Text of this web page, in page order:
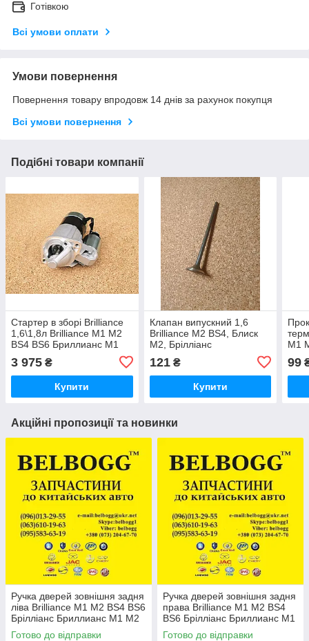
Готівкою
Всі умови оплати
Умови повернення
Повернення товару впродовж 14 днів за рахунок покупця
Всі умови повернення
Подібні товари компанії
Стартер в зборі Brilliance
1,6\1,8л Brilliance M1 M2
BS4 BS6 Бриллианс М1
3 975 ₴
Купити
Клапан випускний 1,6
Brilliance M2 BS4, Блиск
М2, Брілліанс
121₴
Купити
M1
99
Акційні пропозиції та новинки
Ручка дверей зовнішня задня
ліва Brilliance M1 M2 BS4 BS6
Брілліанс Бриллианс М1 М2
Готово до відправки
Ручка дверей зовнішня задня
права Brilliance M1 M2 BS4
BS6 Брілліанс Бриллианс М1
М2
Готово до відправки